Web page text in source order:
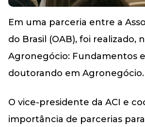
Em uma parceria entre a
do Brasil (OAB), foi
Agronegócio: Fundamentos
doutorando em Agronegócio.
O vice-presidente da ACI e
importância de parcerias